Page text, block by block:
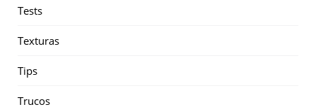
Tests
Texturas
Tips
Trucos